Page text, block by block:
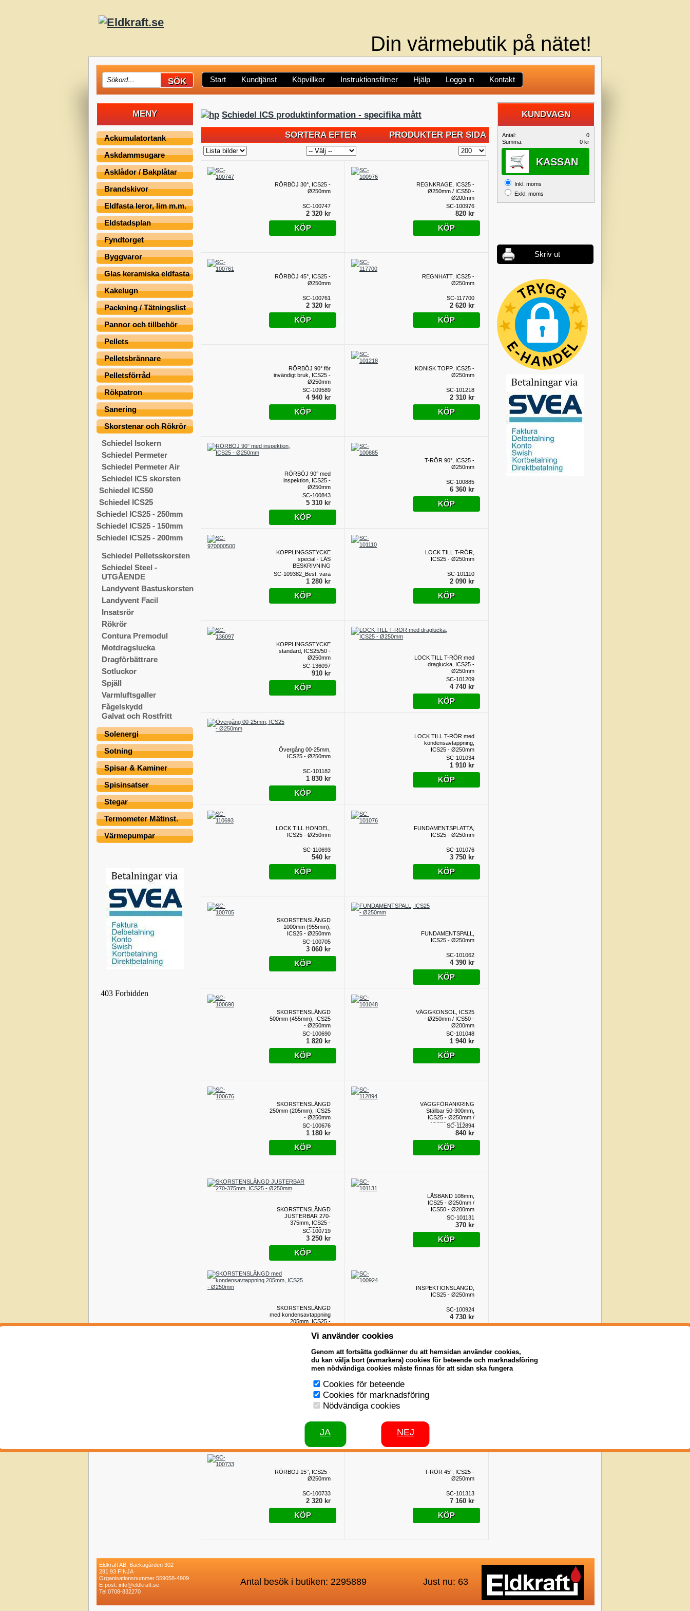
Din värmebutik på nätet!
Start Kundtjänst Köpvillkor Instruktionsfilmer Hjälp Logga in Kontakt
MENY
Ackumulatortank
Askdammsugare
Asklådor / Bakplåtar
Brandskivor
Eldfasta leror, lim m.m.
Eldstadsplan
Fyndtorget
Byggvaror
Glas keramiska eldfasta
Kakelugn
Packning / Tätningslist
Pannor och tillbehör
Pellets
Pelletsbrännare
Pelletsförråd
Rökpatron
Sanering
Skorstenar och Rökrör
Schiedel Isokern
Schiedel Permeter
Schiedel Permeter Air
Schiedel ICS skorsten
Schiedel ICS50
Schiedel ICS25
Schiedel ICS25 - 250mm
Schiedel ICS25 - 150mm
Schiedel ICS25 - 200mm
Schiedel Pelletsskorsten
Schiedel Steel -
UTGÅENDE
Landyvent Bastuskorsten
Landyvent Facil
Insatsrör
Rökrör
Contura Premodul
Motdragslucka
Dragförbättrare
Sotluckor
Spjäll
Varmluftsgaller
Fågelskydd
Galvat och Rostfritt
Solenergi
Sotning
Spisar & Kaminer
Spisinsatser
Stegar
Termometer Mätinst.
Värmepumpar
KUNDVAGN
KUNDVAGN
Antal:
0
Summa:
0 kr
KASSAN
Inkl. moms
Exkl. moms
Skriv ut
Schiedel ICS produktinformation - specifika mått
SORTERA EFTER PRODUKTER PER SIDA
RÖRBÖJ 30°, ICS25 -
Ø250mm
SC-100747
2 320 kr
KÖP
REGNKRAGE, ICS25 -
Ø250mm / ICS50 -
Ø200mm
SC-100976
820 kr
KÖP
RÖRBÖJ 45°, ICS25 -
Ø250mm
SC-100761
2 320 kr
KÖP
REGNHATT, ICS25 -
Ø250mm
SC-117700
2 620 kr
KÖP
RÖRBÖJ 90° för
invändigt bruk, ICS25 -
Ø250mm
SC-109589
4 940 kr
KÖP
KONISK TOPP, ICS25 -
Ø250mm
SC-101218
2 310 kr
KÖP
RÖRBÖJ 90° med
inspektion, ICS25 -
Ø250mm
SC-100843
5 310 kr
KÖP
T-RÖR 90°, ICS25 -
Ø250mm
SC-100885
6 360 kr
KÖP
KOPPLINGSSTYCKE
special - LÄS
BESKRIVNING
SC-109382_Best. vara
1 280 kr
KÖP
LOCK TILL T-RÖR,
ICS25 - Ø250mm
SC-101110
2 090 kr
KÖP
KOPPLINGSSTYCKE
standard, ICS25/50 -
Ø250mm
SC-136097
910 kr
KÖP
LOCK TILL T-RÖR med
draglucka, ICS25 -
Ø250mm
SC-101209
4 740 kr
KÖP
Övergång 00-25mm,
ICS25 - Ø250mm
SC-101182
1 830 kr
KÖP
LOCK TILL T-RÖR med
kondensavtappning,
ICS25 - Ø250mm
SC-101034
1 910 kr
KÖP
LOCK TILL HONDEL,
ICS25 - Ø250mm
SC-110693
540 kr
KÖP
FUNDAMENTSPLATTA,
ICS25 - Ø250mm
SC-101076
3 750 kr
KÖP
SKORSTENSLÄNGD
1000mm (955mm),
ICS25 - Ø250mm
SC-100705
3 060 kr
KÖP
FUNDAMENTSPALL,
ICS25 - Ø250mm
SC-101062
4 390 kr
KÖP
SKORSTENSLÄNGD
500mm (455mm), ICS25
- Ø250mm
SC-100690
1 820 kr
KÖP
VÄGGKONSOL, ICS25
- Ø250mm / ICS50 -
Ø200mm
SC-101048
1 940 kr
KÖP
SKORSTENSLÄNGD
250mm (205mm), ICS25
- Ø250mm
SC-100676
1 180 kr
KÖP
VÄGGFÖRANKRING
Ställbar 50-300mm,
ICS25 - Ø250mm /
ICS50 - Ø200mm
SC-112894
840 kr
KÖP
SKORSTENSLÄNGD
JUSTERBAR 270-
375mm, ICS25 -
Ø250mm
SC-100719
3 250 kr
KÖP
LÅSBAND 108mm,
ICS25 - Ø250mm /
ICS50 - Ø200mm
SC-101131
370 kr
KÖP
SKORSTENSLÄNGD
med kondensavtappning
205mm, ICS25 -
2 950 kr
INSPEKTIONSLÄNGD,
ICS25 - Ø250mm
SC-100924
4 730 kr
SKORSTENSLÄNGD
ICS25 - Ø250mm
2 370 kr
RÖRBÖJ 15°, ICS25 -
Ø250mm
SC-100733
2 320 kr
KÖP
T-RÖR 45°, ICS25 -
Ø250mm
SC-101313
7 160 kr
KÖP
Eldkraft AB, Backagården 302
281 93 FINJA
Organisationsnummer 559058-4909
E-post: info@eldkraft.se
Tel 0708-832270
Antal besök i butiken: 2295889 Just nu: 63
Vi använder cookies
Genom att fortsätta godkänner du att hemsidan använder cookies,
du kan välja bort (avmarkera) cookies för beteende och marknadsföring
men nödvändiga cookies måste finnas för att sidan ska fungera
Cookies för beteende
Cookies för marknadsföring
Nödvändiga cookies
JA NEJ